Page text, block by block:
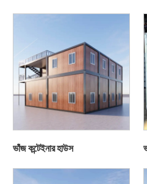
ভাঁজ কন্টেইনার হাউস